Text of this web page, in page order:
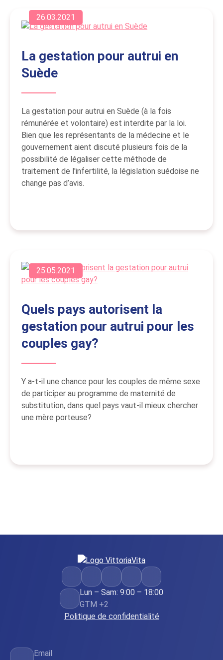
26.03.2021
La gestation pour autrui en
Suède
La gestation pour autrui en Suède (à la fois
rémunérée et volontaire) est interdite par la loi.
Bien que les représentants de la médecine et le
gouvernement aient discuté plusieurs fois de la
possibilité de légaliser cette méthode de
traitement de l'infertilité, la législation suédoise ne
change pas d’avis.
25.05.2021
Quels pays autorisent la
gestation pour autrui pour les
couples gay?
Y a-t-il une chance pour les couples de même sexe
de participer au programme de maternité de
substitution, dans quel pays vaut-il mieux chercher
une mère porteuse?
Lun – Sam: 9:00 – 18:00
GTM +2
Politique de confidentialité
Email